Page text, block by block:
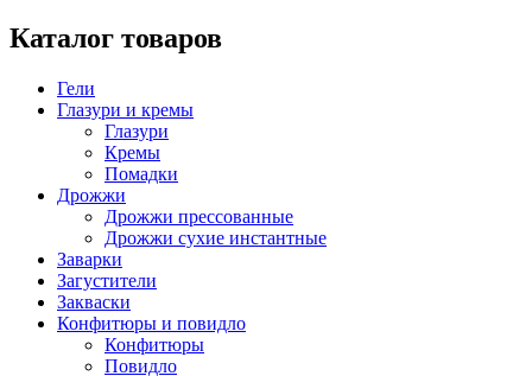
Каталог товаров
Гели
Глазури и кремы
Глазури
Кремы
Помадки
Дрожжи
Дрожжи прессованные
Дрожжи сухие инстантные
Заварки
Загустители
Закваски
Конфитюры и повидло
Конфитюры
Повидло